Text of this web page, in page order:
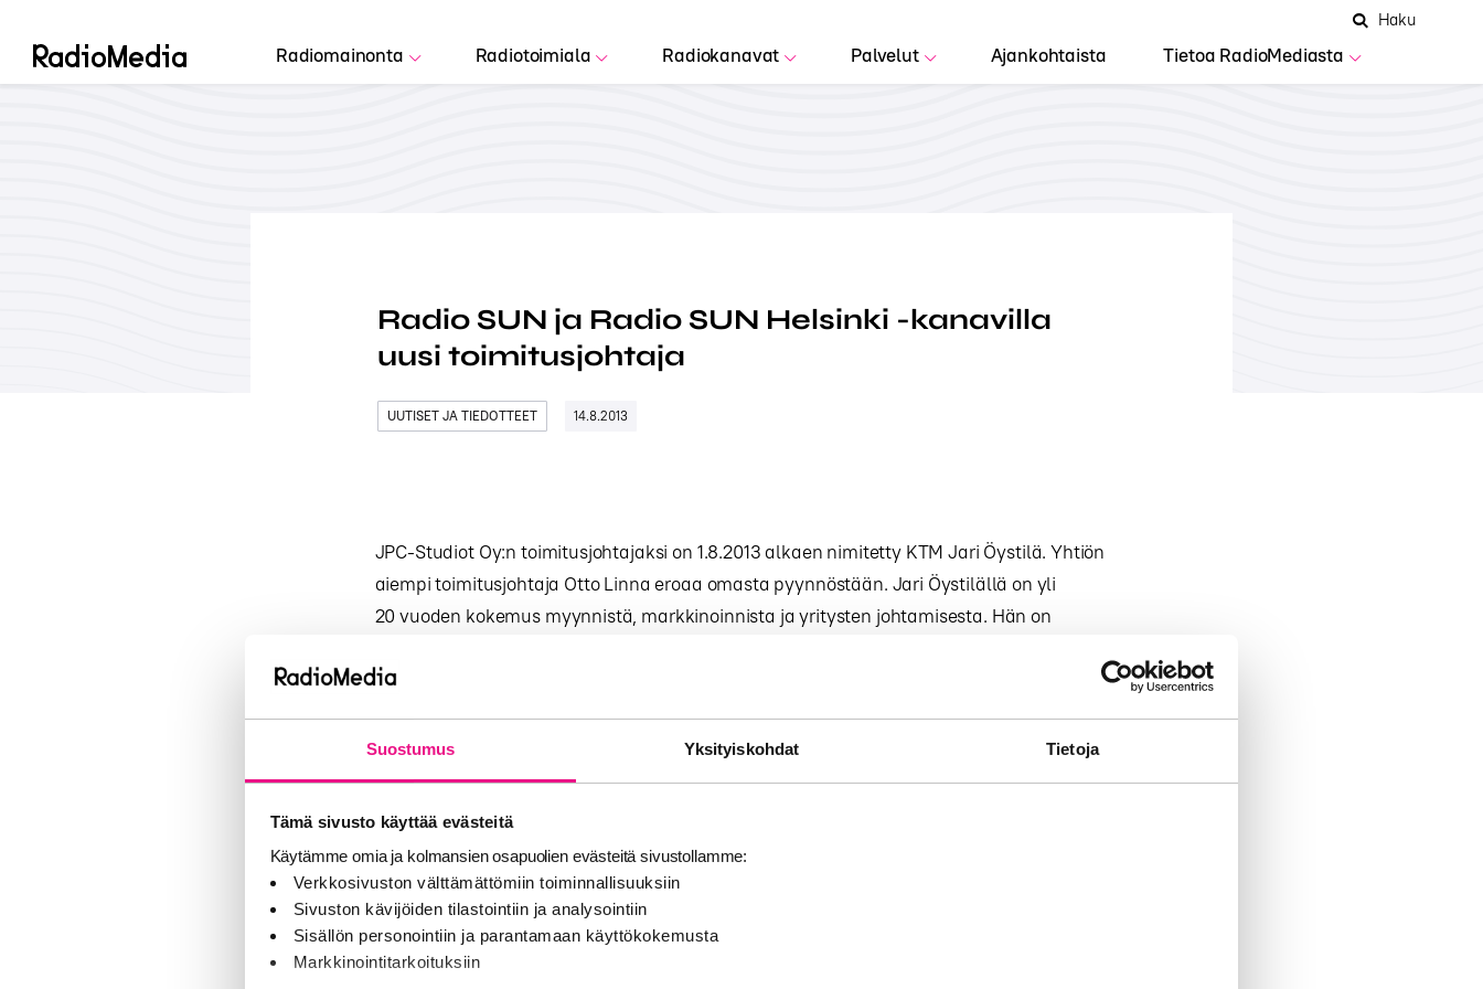
Suostumus Yksityiskohdat Tietoja
Tämä sivusto käyttää evästeitä
Käytämme omia ja kolmansien osapuolien evästeitä sivustollamme:
Verkkosivuston välttämättömiin toiminnallisuuksiin
Sivuston kävijöiden tilastointiin ja analysointiin
Sisällön personointiin ja parantamaan käyttökokemusta
Markkinointitarkoituksiin
Radiomainonta Radiotoimiala Radiokanavat Palvelut Ajankohtaista Tietoa RadioMediasta
AvaaHaku
Hae
Radio SUN ja Radio SUN Helsinki -kanavilla
uusi toimitusjohtaja
UUTISET JA TIEDOTTEET 14.8.2013
JPC-Studiot Oy:n toimitusjohtajaksi on 1.8.2013 alkaen nimitetty KTM Jari Öystilä. Yhtiön
aiempi toimitusjohtaja Otto Linna eroaa omasta pyynnöstään. Jari Öystilällä on yli
20 vuoden kokemus myynnistä, markkinoinnista ja yritysten johtamisesta. Hän on
Media, SanomaWSOY, Sonera, JCDecaux, Marketmedia).
toimijaksi. On tullut aika minun tehdä sama omille yrityksilleni langattomien
jatkaa JPC:n omistajayhtiön Pohjois-Satakunnan Viestintä Oy:n toimitusjohtajana
31.8.2013 asti. Jari Öystilä toimii 1.9.2013 alkaen myös Pohjois-Satakunnan Viestintä Oy:n
toimitusjohtajana.
Jari Öystilä valottaa yhtiön tulevaisuuden suunnitelmia: ”JPC-Studioilla on takanaan
menestyksekkäät 20 vuotta kotimaan markkinoilla ja vahva asema kauppakeskuksissa.